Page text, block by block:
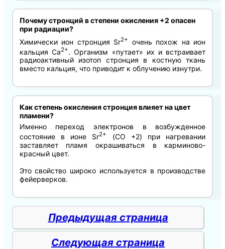
Почему стронций в степени окисления +2 опасен
при радиации?
Химически ион стронция Sr2+
очень похож на ион
кальция Ca2+
. Организм «путает» их и встраивает
радиоактивный изотоп стронция в костную ткань
вместо кальция, что приводит к облучению изнутри.
Как степень окисления стронция влияет на цвет
пламени?
Именно переход электронов в возбужденное
состояние в ионе Sr2+
(СО +2) при нагревании
заставляет пламя окрашиваться в карминово-
красный цвет.
Это свойство широко используется в производстве
фейерверков.
Предыдущая страница
Следующая страница